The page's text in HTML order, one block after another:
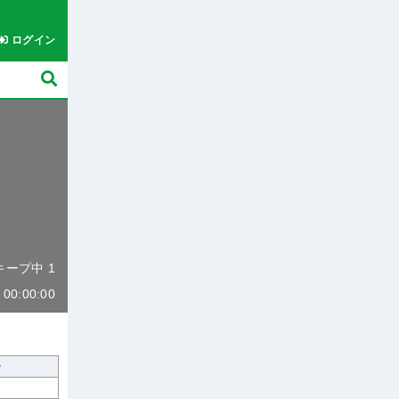
ログイン
ープ中 1
00:00:00